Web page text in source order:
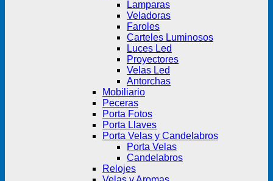
Lamparas
Veladoras
Faroles
Carteles Luminosos
Luces Led
Proyectores
Velas Led
Antorchas
Mobiliario
Peceras
Porta Fotos
Porta Llaves
Porta Velas y Candelabros
Porta Velas
Candelabros
Relojes